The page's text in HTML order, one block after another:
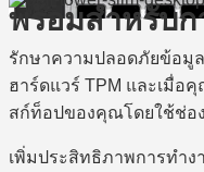
พร้อมสำหรับก
รักษาความปลอดภัยข้อมู
ฮาร์ดแวร์ TPM และเมื่อ
สก์ท็อปของคุณโดยใช้ช่อ
เพิ่มประสิทธิภาพการทำง